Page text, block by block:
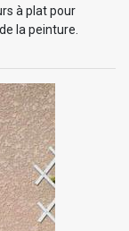
à plat pour
la peinture.